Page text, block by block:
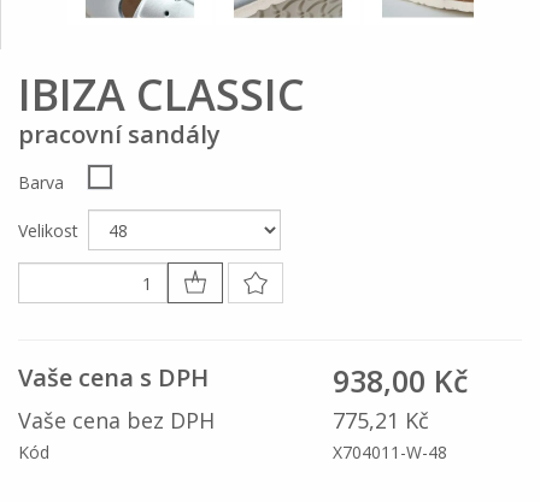
IBIZA CLASSIC
pracovní sandály
Barva
Velikost
Vaše cena s DPH 938,00 Kč
Vaše cena bez DPH 775,21 Kč
Kód X704011-W-48